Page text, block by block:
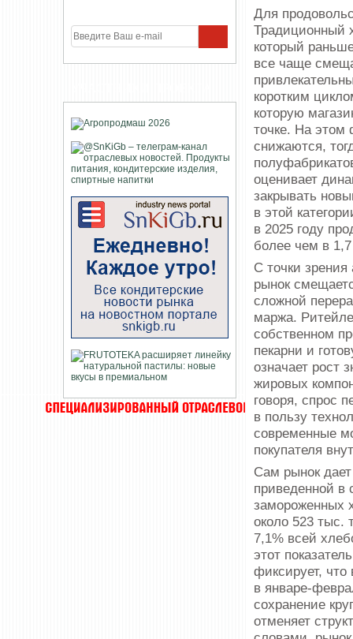
Для
Традиционный
который
все чаще
коротким
которую
точке. На этом
снижаются,
оценивает
закрывать
в этой
в 2025 году
более чем в
С точки зрения
рынок
сложной
маржа.
собственном
пекарни и
означает рост
жировых
говоря, спрос
в пользу
современные
покупателя
Сам рынок
приведенной в
замороженных
около 523 тыс.
7,1% всей
этот
фиксирует,
в январе-
сохранение
отменяет